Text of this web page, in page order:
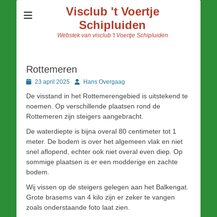
Visclub 't Voertje
Schipluiden
Webstek van visclub 't Voertje Schipluiden
Rottemeren
Geplaatst
23 april 2025 AuthorHans Overgaag
De visstand in het Rottemerengebied is uitstekend te
noemen. Op verschillende plaatsen rond de
Rottemeren zijn steigers aangebracht.
De waterdiepte is bijna overal 80 centimeter tot 1
meter. De bodem is over het algemeen vlak en niet
snel aflopend, echter ook niet overal even diep. Op
sommige plaatsen is er een modderige en zachte
bodem.
Wij vissen op de steigers gelegen aan het Balkengat.
Grote brasems van 4 kilo zijn er zeker te vangen
zoals onderstaande foto laat zien.